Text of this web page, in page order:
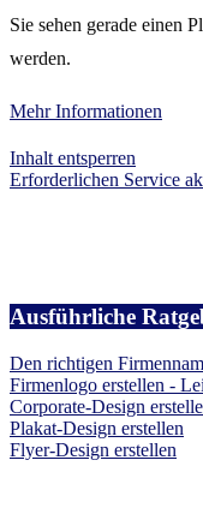
Sie sehen gerade einen
werden.
Mehr Informationen
Inhalt entsperren
Erforderlichen Service
Ausführliche
Den richtigen
Firmenlogo erstellen -
Corporate-Design
Plakat-Design erstellen
Flyer-Design erstellen